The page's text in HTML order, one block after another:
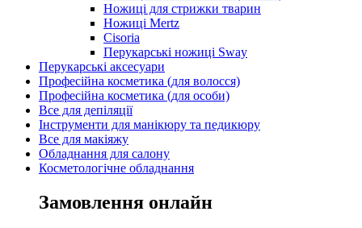
Ножиці для стрижки тварин
Ножиці Mertz
Cisoria
Перукарські ножиці Sway
Перукарські аксесуари
Професійна косметика (для волосся)
Професійна косметика (для особи)
Все для депіляції
Інструменти для манікюру та педикюру
Все для макіяжу
Обладнання для салону
Косметологічне обладнання
Замовлення онлайн